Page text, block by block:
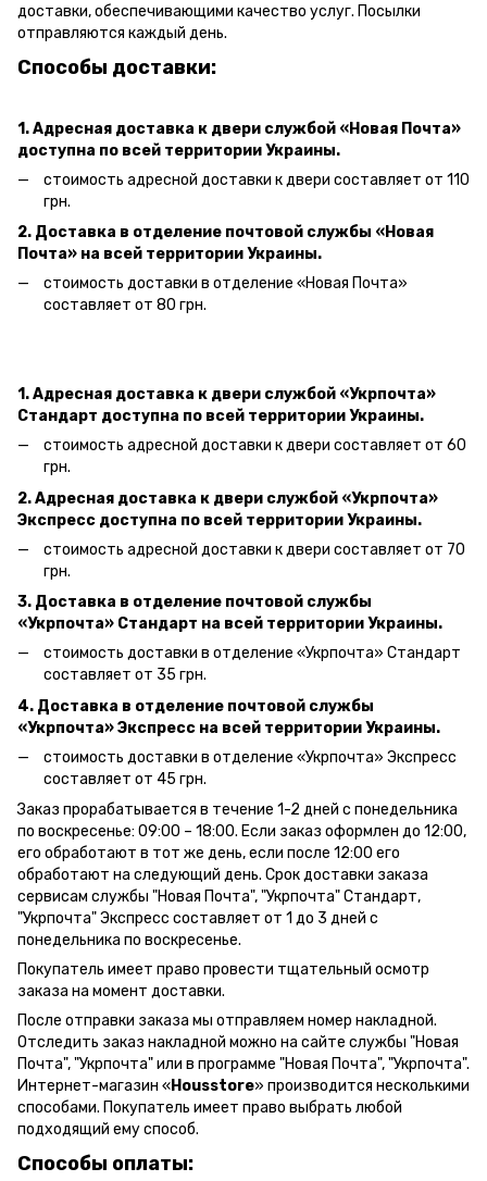
доставки, обеспечивающими качество услуг. Посылки
отправляются каждый день.
Способы доставки:
1. Адресная доставка к двери службой «Новая Почта»
доступна по всей территории Украины.
стоимость адресной доставки к двери составляет от 110
грн.
2. Доставка в отделение почтовой службы «Новая
Почта» на всей территории Украины.
стоимость доставки в отделение «Новая Почта»
составляет от 80 грн.
1. Адресная доставка к двери службой «Укрпочта»
Стандарт доступна по всей территории Украины.
стоимость адресной доставки к двери составляет от 60
грн.
2. Адресная доставка к двери службой «Укрпочта»
Экспресс доступна по всей территории Украины.
стоимость адресной доставки к двери составляет от 70
грн.
3. Доставка в отделение почтовой службы
«Укрпочта» Стандарт на всей территории Украины.
стоимость доставки в отделение «Укрпочта» Стандарт
составляет от 35 грн.
4. Доставка в отделение почтовой службы
«Укрпочта» Экспресс на всей территории Украины.
стоимость доставки в отделение «Укрпочта» Экспресс
составляет от 45 грн.
Заказ прорабатывается в течение 1-2 дней с понедельника
по воскресенье: 09:00 – 18:00. Если заказ оформлен до 12:00,
его обработают в тот же день, если после 12:00 его
обработают на следующий день. Срок доставки заказа
сервисам службы "Новая Почта", "Укрпочта" Стандарт,
"Укрпочта" Экспресс составляет от 1 до 3 дней с
понедельника по воскресенье.
Покупатель имеет право провести тщательный осмотр
заказа на момент доставки.
После отправки заказа мы отправляем номер накладной.
Отследить заказ накладной можно на сайте службы "Новая
Почта", "Укрпочта" или в программе "Новая Почта", "Укрпочта".
Интернет-магазин «Housstore» производится несколькими
способами. Покупатель имеет право выбрать любой
подходящий ему способ.
Способы оплаты: